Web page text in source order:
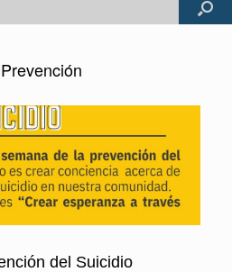
Prevención
del Suicidio